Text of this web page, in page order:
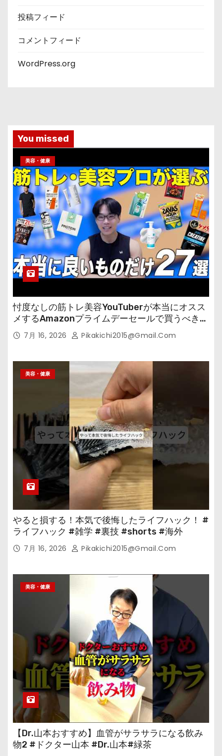
投稿フィード
コメントフィード
WordPress.org
You missed
美容・健康
忖度なしの筋トレ美容YouTuberが本当にオスス
メするAmazonプライムデーセールで買うべきも
の 7月 16, 2026 Pikakichi2015@gmail.com
美容・健康
やると損する！本気で後悔したライフハック！ #
ライフハック #雑学 #裏技 #shorts #海外
7月 16, 2026 Pikakichi2015@gmail.com
美容・健康
【Dr.山本おすすめ】血管がサラサラになる飲み
物2 #ドクター山本 #Dr.山本#緑茶